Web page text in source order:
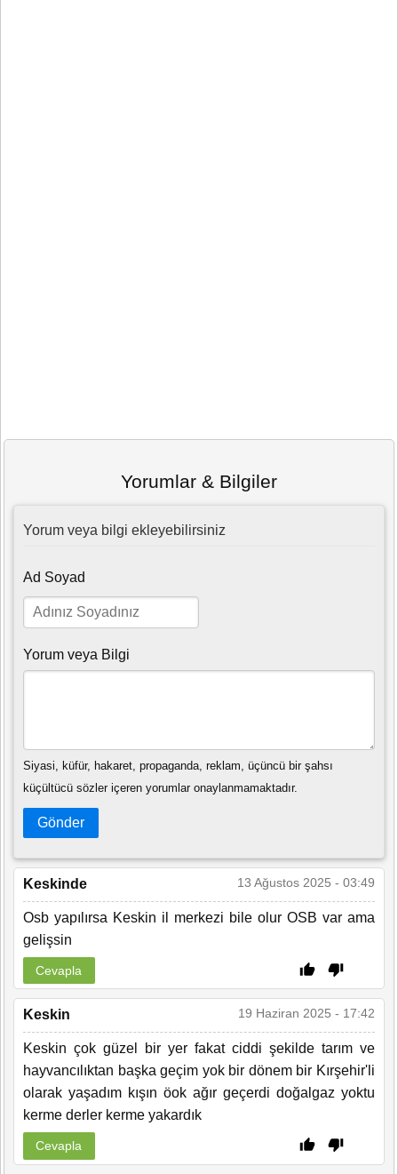
Yorumlar & Bilgiler
Yorum veya bilgi ekleyebilirsiniz
Ad Soyad
Yorum veya Bilgi
Siyasi, küfür, hakaret, propaganda, reklam, üçüncü bir şahsı
küçültücü sözler içeren yorumlar onaylanmamaktadır.
Gönder
Keskinde 13 Ağustos 2025 - 03:49
Osb yapılırsa Keskin il merkezi bile olur OSB var ama
gelişsin
Cevapla
Keskin 19 Haziran 2025 - 17:42
Keskin çok güzel bir yer fakat ciddi şekilde tarım ve
hayvancılıktan başka geçim yok bir dönem bir Kırşehir'li
olarak yaşadım kışın öok ağır geçerdi doğalgaz yoktu
kerme derler kerme yakardık
Cevapla